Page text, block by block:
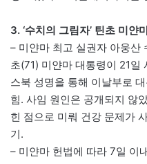
3. ‘수치의 그림자’ 틴초 미얀
– 미얀마 최고 실권자 아웅산
초(71) 미얀마 대통령이 21일
스북 성명을 통해 이날부로
힘. 사임 원인은 공개되지 않
힌 점으로 미뤄 건강 문제가
기.
– 미얀마 헌법에 따라 7일 이